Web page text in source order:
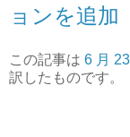
ョンを追加
この記事は 6 月
訳したものです。